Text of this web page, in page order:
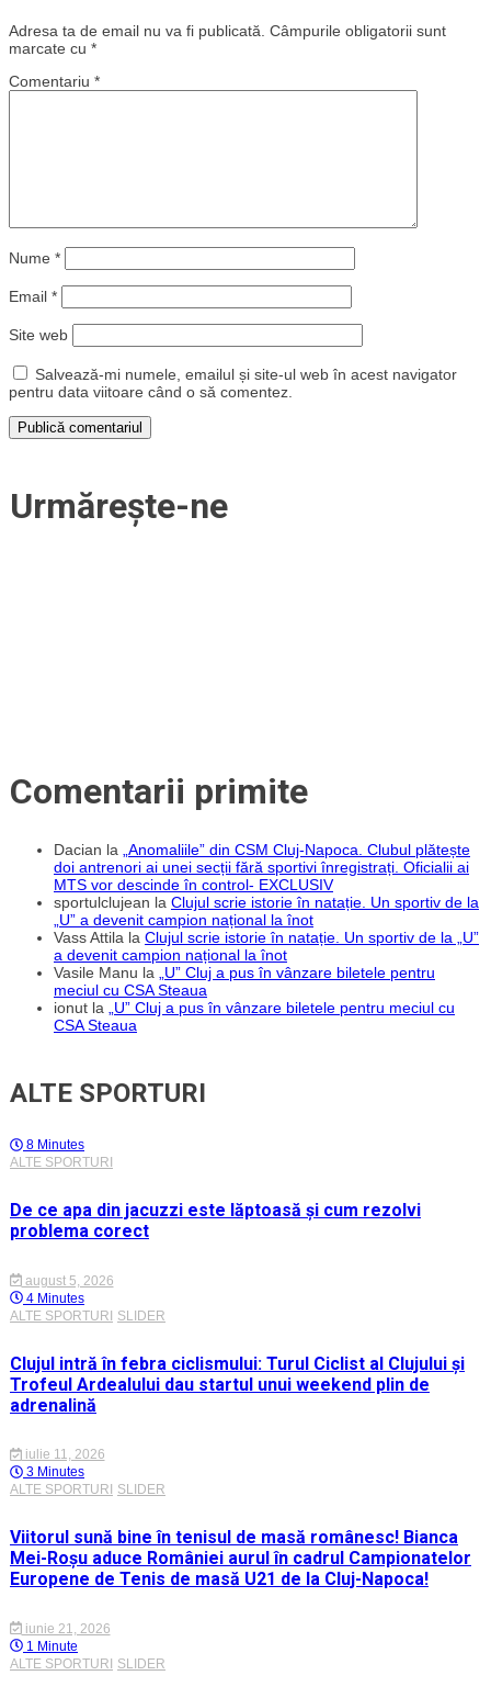
Adresa ta de email nu va fi publicată. Câmpurile obligatorii sunt
marcate cu *
Comentariu *
Nume *
Email *
Site web
Salvează-mi numele, emailul și site-ul web în acest navigator
pentru data viitoare când o să comentez.
Urmărește-ne
Comentarii primite
Dacian la „Anomaliile” din CSM Cluj-Napoca. Clubul plătește
doi antrenori ai unei secții fără sportivi înregistrați. Oficialii ai
MTS vor descinde în control- EXCLUSIV
sportulclujean la Clujul scrie istorie în natație. Un sportiv de la
„U” a devenit campion național la înot
Vass Attila la Clujul scrie istorie în natație. Un sportiv de la „U”
a devenit campion național la înot
Vasile Manu la „U” Cluj a pus în vânzare biletele pentru
meciul cu CSA Steaua
ionut la „U” Cluj a pus în vânzare biletele pentru meciul cu
CSA Steaua
ALTE SPORTURI
8 Minutes
ALTE SPORTURI
De ce apa din jacuzzi este lăptoasă și cum rezolvi
problema corect
august 5, 2026
4 Minutes
ALTE SPORTURI SLIDER
Clujul intră în febra ciclismului: Turul Ciclist al Clujului și
Trofeul Ardealului dau startul unui weekend plin de
adrenalină
iulie 11, 2026
3 Minutes
ALTE SPORTURI
SLIDER
Viitorul sună bine în tenisul de masă românesc! Bianca
Mei-Roșu aduce României aurul în cadrul Campionatelor
Europene de Tenis de masă U21 de la Cluj-Napoca!
iunie 21, 2026
1 Minute
ALTE SPORTURI SLIDER